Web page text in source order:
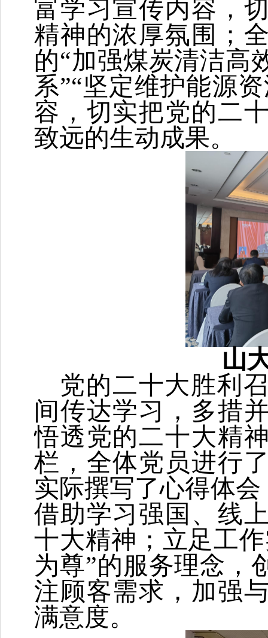
富学习宣传内容，
精神的浓厚氛围；
的“加强煤炭清洁高
系”“坚定维护能源
容，切实把党的二
致远的生动成果。
山
党的二十大胜利
间传达学习，多措
悟透党的二十大精
栏，全体党员进行
实际撰写了心得体
借助学习强国、线
十大精神；立足工
为尊”的服务理念，
注顾客需求，加强
满意度。